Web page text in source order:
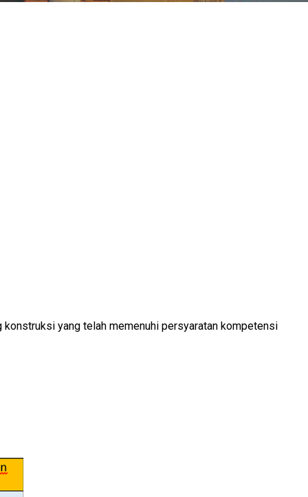
yang telah memenuhi persyaratan kompetensi